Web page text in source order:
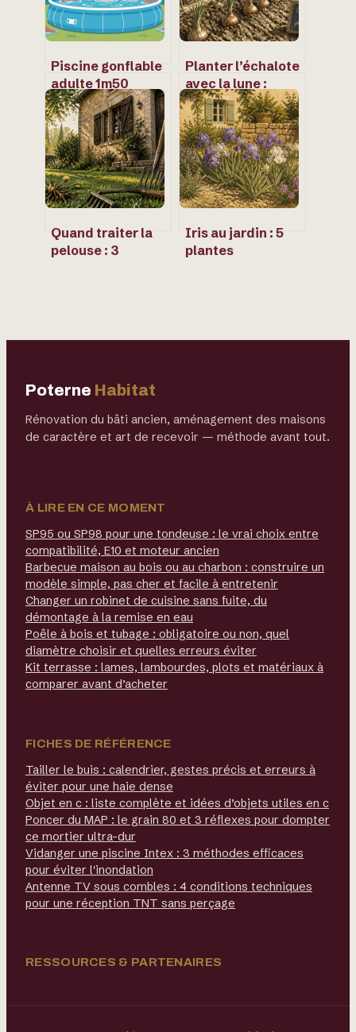
Piscine gonflable
adulte 1m50
hauteur : guide
complet pour bien
choisir
Planter l’échalote
avec la lune :
calendrier,
variétés et gestes
techniques pour
une récolte
réussie
Quand traiter la
pelouse : 3
gazon
Iris au jardin : 5
plantes
Poterne Habitat
Rénovation du bâti ancien, aménagement des maisons
de caractère et art de recevoir — méthode avant tout.
À LIRE EN CE MOMENT
SP95 ou SP98 pour une tondeuse : le vrai choix entre
compatibilité, E10 et moteur ancien
Barbecue maison au bois ou au charbon : construire un
modèle simple, pas cher et facile à entretenir
Changer un robinet de cuisine sans fuite, du
démontage à la remise en eau
Poêle à bois et tubage : obligatoire ou non, quel
diamètre choisir et quelles erreurs éviter
Kit terrasse : lames, lambourdes, plots et matériaux à
comparer avant d’acheter
FICHES DE RÉFÉRENCE
Tailler le buis : calendrier, gestes précis et erreurs à
éviter pour une haie dense
Objet en c : liste complète et idées d’objets utiles en c
Poncer du MAP : le grain 80 et 3 réflexes pour dompter
ce mortier ultra-dur
Vidanger une piscine Intex : 3 méthodes efficaces
pour éviter l'inondation
Antenne TV sous combles : 4 conditions techniques
pour une réception TNT sans perçage
RESSOURCES & PARTENAIRES